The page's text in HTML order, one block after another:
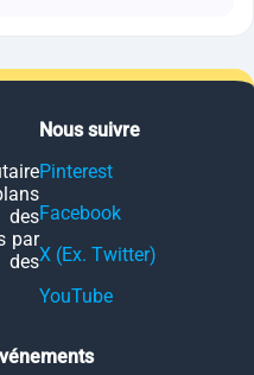
des
par
Nous suivre
Pinterest
Facebook
X (Ex. Twitter)
YouTube